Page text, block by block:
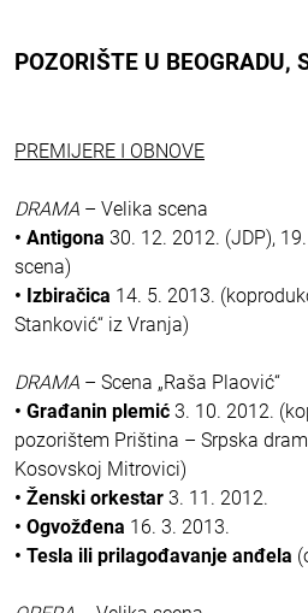
POZORIŠTE U
PREMIJERE I OBNOVE
DRAMA – Velika scena
• Antigona 30. 12. 2012. (JDP),
scena)
• Izbiračica 14. 5. 2013.
Stanković“ iz Vranja)
DRAMA – Scena „Raša Plaović“
• Građanin plemić 3. 10. 2012.
pozorištem Priština – Srpska
Kosovskoj Mitrovici)
• Ženski orkestar 3. 11. 2012.
• Ogvožđena 16. 3. 2013.
• Tesla ili prilagođavanje anđela